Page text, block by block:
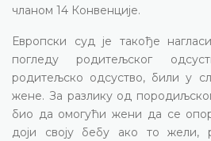
чланом 14 Конвенције.
Европски суд је такође
погледу родитељског
родитељско одсуство, били у
жене. За разлику од
био да омогући жени да се
доји своју бебу ако то жели,